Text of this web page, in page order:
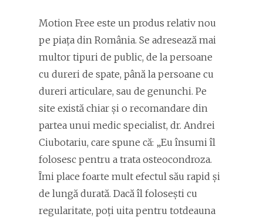
Motion Free este un produs relativ nou
pe piața din România. Se adresează mai
multor tipuri de public, de la persoane
cu dureri de spate, până la persoane cu
dureri articulare, sau de genunchi. Pe
site există chiar și o recomandare din
partea unui medic specialist, dr. Andrei
Ciubotariu, care spune că: „Eu însumi îl
folosesc pentru a trata osteocondroza.
Îmi place foarte mult efectul său rapid și
de lungă durată. Dacă îl folosești cu
regularitate, poți uita pentru totdeauna